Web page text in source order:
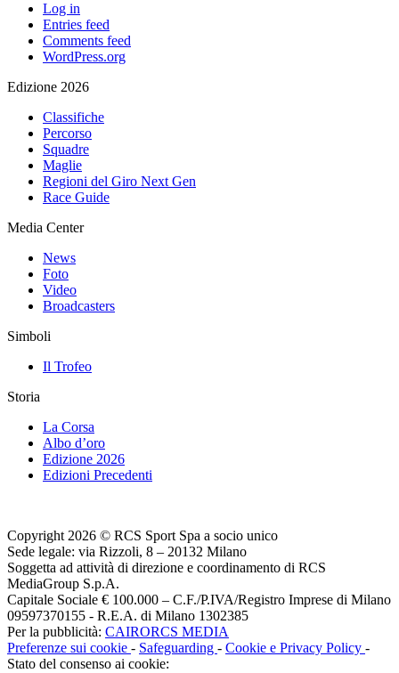
Log in
Entries feed
Comments feed
WordPress.org
Edizione 2026
Classifiche
Percorso
Squadre
Maglie
Regioni del Giro Next Gen
Race Guide
Media Center
News
Foto
Video
Broadcasters
Simboli
Il Trofeo
Storia
La Corsa
Albo d’oro
Edizione 2026
Edizioni Precedenti
Copyright 2026 © RCS Sport Spa a socio unico
Sede legale: via Rizzoli, 8 – 20132 Milano
Soggetta ad attività di direzione e coordinamento di RCS
MediaGroup S.p.A.
Capitale Sociale € 100.000 – C.F./P.IVA/Registro Imprese di Milano
09597370155 - R.E.A. di Milano 1302385
Per la pubblicità: CAIRORCS MEDIA
Preferenze sui cookie - Safeguarding - Cookie e Privacy Policy -
Stato del consenso ai cookie: